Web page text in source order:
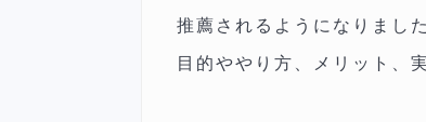
推薦されるようになりまし
目的ややり方、メリット、